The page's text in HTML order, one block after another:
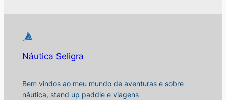
Náutica Seligra
Bem vindos ao meu mundo de aventuras e sobre
náutica, stand up paddle e viagens